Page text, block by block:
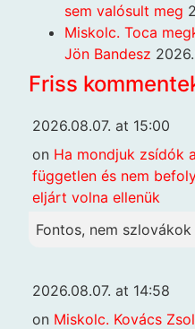
sem valósult meg
Miskolc. Toca
Jön Bandesz
Friss
2026.08.07. at 15:00
on Ha mondjuk zsídók
független és nem
eljárt volna ellenük
Fontos, nem
2026.08.07. at 14:58
on Miskolc. Kovács